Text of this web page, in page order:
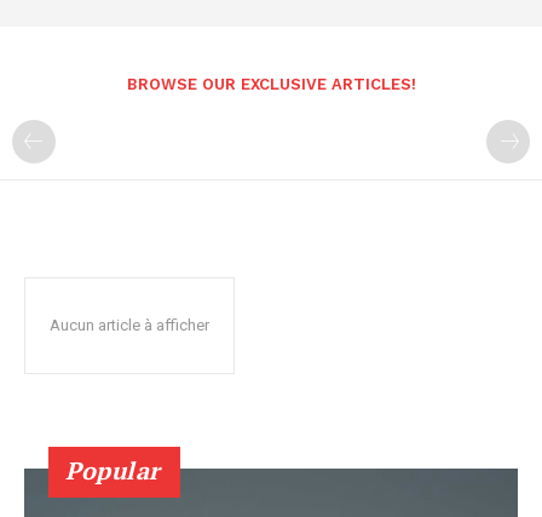
BROWSE OUR EXCLUSIVE ARTICLES!
Aucun article à afficher
Popular